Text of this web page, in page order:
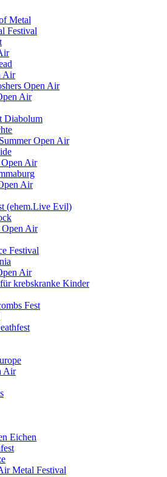
Metal
Festival
Air
Open Air
Air
Diabolum
Open Air
Open Air
Air
(ehem.Live Evil)
Open Air
Festival
Air
krebskranke Kinder
Fest
Air
Eichen
Metal Festival